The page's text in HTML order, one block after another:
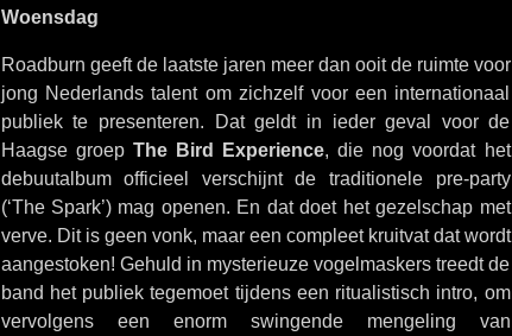
Woensdag
Roadburn geeft de laatste jaren meer dan ooit de ruimte voor
jong Nederlands talent om zichzelf voor een internationaal
publiek te presenteren. Dat geldt in ieder geval voor de
Haagse groep The Bird Experience, die nog voordat het
debuutalbum officieel verschijnt de traditionele pre-party
(‘The Spark’) mag openen. En dat doet het gezelschap met
verve. Dit is geen vonk, maar een compleet kruitvat dat wordt
aangestoken! Gehuld in mysterieuze vogelmaskers treedt de
band het publiek tegemoet tijdens een ritualistisch intro, om
vervolgens een enorm swingende mengeling van